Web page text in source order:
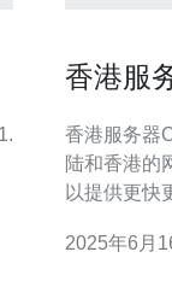
香港服
香港服务器CN2好用吗？ 香
陆和香港的
以提供更快
稳定性。 1. 高速稳定：CN2专线连接中国大陆和香港，网
2025年6月